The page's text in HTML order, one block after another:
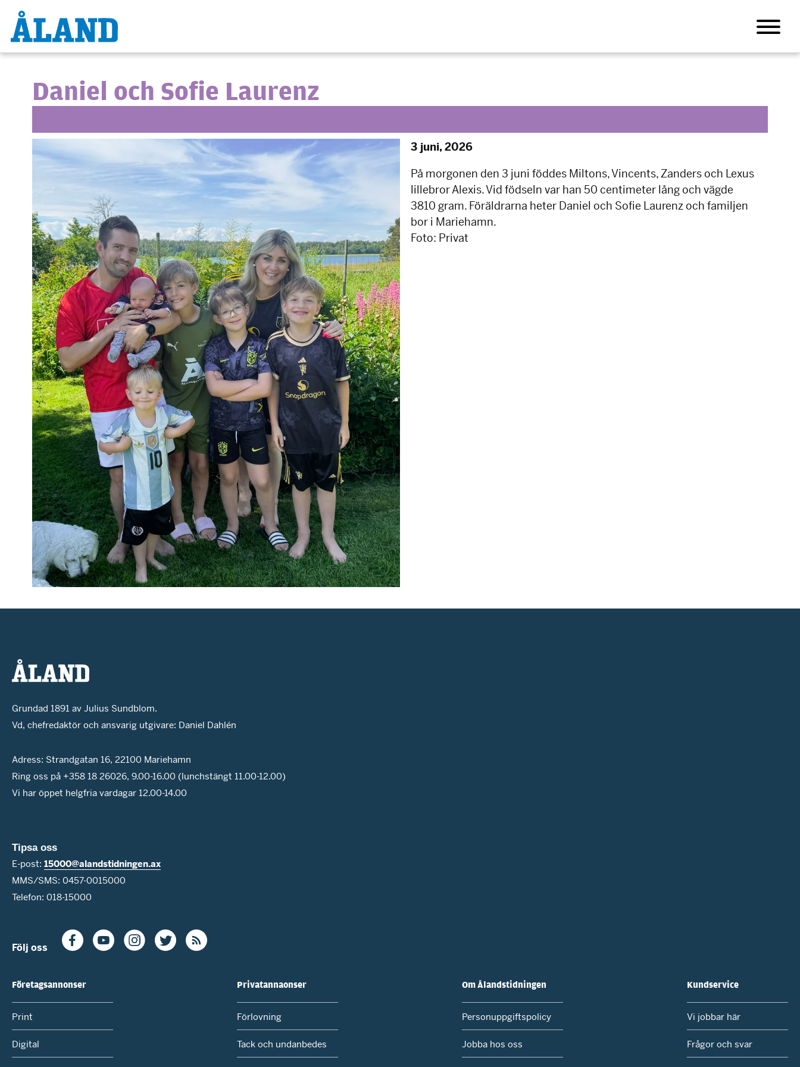
Hoppa
huvudinnehåll
Daniel och Sofie Laurenz
3 juni, 2026
På morgonen den 3 juni föddes Miltons, Vincents, Zanders och Lexus
lillebror Alexis. Vid födseln var han 50 centimeter lång och vägde
3810 gram. Föräldrarna heter Daniel och Sofie Laurenz och familjen
bor i Mariehamn.
Foto: Privat
Grundad 1891 av Julius Sundblom.
Vd, chefredaktör och ansvarig utgivare: Daniel Dahlén
Adress: Strandgatan 16, 22100 Mariehamn
Ring oss på +358 18 26026, 9.00-16.00 (lunchstängt 11.00-12.00)
Vi har öppet helgfria vardagar 12.00-14.00
Tipsa oss
E-post: 15000@alandstidningen.ax
MMS/SMS: 0457-0015000
Telefon: 018-15000
Följ oss
Företagsannonser
Print
Digital
Privatannaonser
Förlovning
Tack och undanbedes
Om Ålandstidningen
Personuppgiftspolicy
Jobba hos oss
Kundservice
Vi jobbar här
Frågor och svar